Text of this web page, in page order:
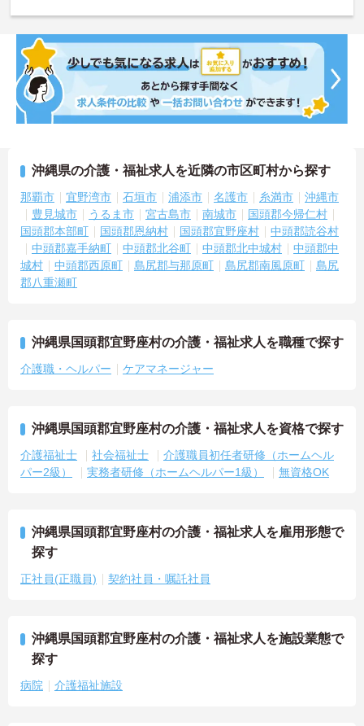
沖縄県の介護・福祉求人を近隣の市区町村から探す
那覇市 宜野湾市 石垣市 浦添市 名護市 糸満市
沖縄市
豊見城市
うるま市 宮古島市 南城市
国頭郡今帰仁村
国頭郡本部町
国頭郡恩納村 国頭郡宜野座村
中頭郡読谷村
中頭郡嘉手納町
中頭郡北谷町 中頭郡北中城村
中頭郡中
城村
中頭郡西原町 島尻郡与那原町 島尻郡南風原町
島尻
郡八重瀬町
沖縄県国頭郡宜野座村の介護・福祉求人を職種で探す
介護職・ヘルパー ケアマネージャー
沖縄県国頭郡宜野座村の介護・福祉求人を資格で探す
介護福祉士 社会福祉士
介護職員初任者研修（ホームヘル
パー2級）
実務者研修（ホームヘルパー1級） 無資格OK
沖縄県国頭郡宜野座村の介護・福祉求人を雇用形態で
探す
正社員(正職員) 契約社員・嘱託社員
沖縄県国頭郡宜野座村の介護・福祉求人を施設業態で
探す
病院 介護福祉施設